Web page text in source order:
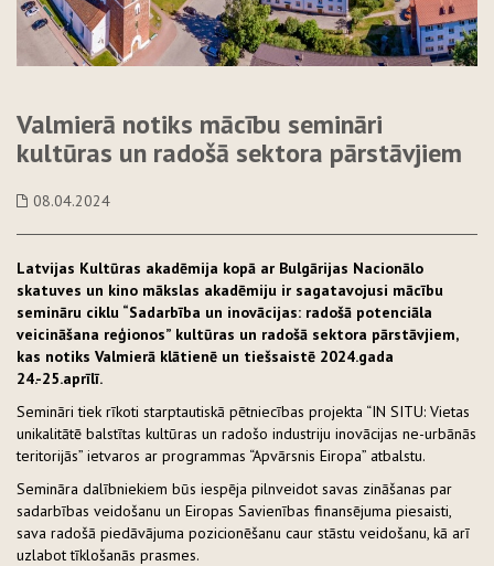
Valmierā notiks mācību semināri
kultūras un radošā sektora pārstāvjiem
08.04.2024
Latvijas Kultūras akadēmija kopā ar Bulgārijas Nacionālo
skatuves un kino mākslas akadēmiju ir sagatavojusi mācību
semināru ciklu “Sadarbība un inovācijas: radošā potenciāla
veicināšana reģionos” kultūras un radošā sektora pārstāvjiem,
kas notiks Valmierā klātienē un tiešsaistē 2024.gada
24.-25.aprīlī.
Semināri tiek rīkoti starptautiskā pētniecības projekta “IN SITU: Vietas
unikalitātē balstītas kultūras un radošo industriju inovācijas ne-urbānās
teritorijās” ietvaros ar programmas “Apvārsnis Eiropa” atbalstu.
Semināra dalībniekiem būs iespēja pilnveidot savas zināšanas par
sadarbības veidošanu un Eiropas Savienības finansējuma piesaisti,
sava radošā piedāvājuma pozicionēšanu caur stāstu veidošanu, kā arī
uzlabot tīklošanās prasmes.